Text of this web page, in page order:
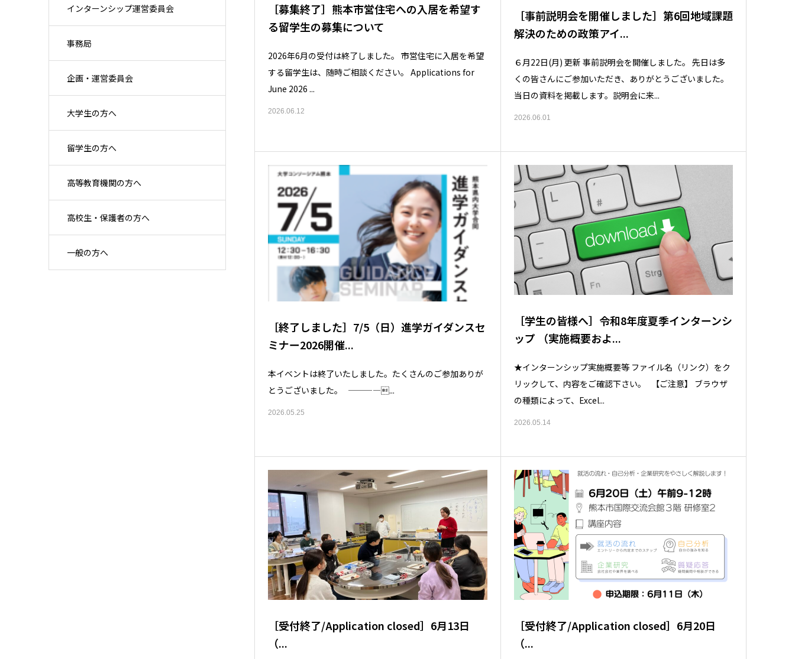
インターンシップ運営委員会
事務局
企画・運営委員会
大学生の方へ
留学生の方へ
高等教育機関の方へ
高校生・保護者の方へ
一般の方へ
［募集終了］熊本市営住宅への入居を希望す
る留学生の募集について
2026年6月の受付は終了しました。 市営住宅に入居を希望
する留学生は、随時ご相談ください。 Applications for
June 2026 ...
2026.06.12
［事前説明会を開催しました］第6回地域課題
解決のための政策アイ...
６月22日(月) 更新 事前説明会を開催しました。 先日は多
くの皆さんにご参加いただき、ありがとうございました。
当日の資料を掲載します。説明会に来...
2026.06.01
［終了しました］7/5（日）進学ガイダンスセ
ミナー2026開催...
本イベントは終了いたしました。たくさんのご参加ありが
とうございました。 ————...
2026.05.25
［学生の皆様へ］令和8年度夏季インターンシ
ップ （実施概要およ...
★インターンシップ実施概要等 ファイル名（リンク）をク
リックして、内容をご確認下さい。 【ご注意】 ブラウザ
の種類によって、Excel...
2026.05.14
［受付終了/Application closed］6月13日
（...
［受付終了/Application closed］6月20日
（...